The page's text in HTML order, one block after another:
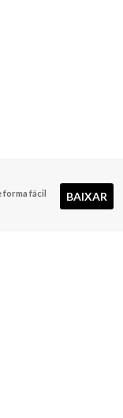
forma fácil
BAIXAR